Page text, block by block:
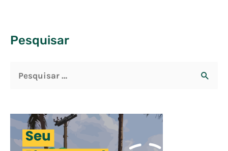
rotina
em
crianças
Pesquisar
q
u